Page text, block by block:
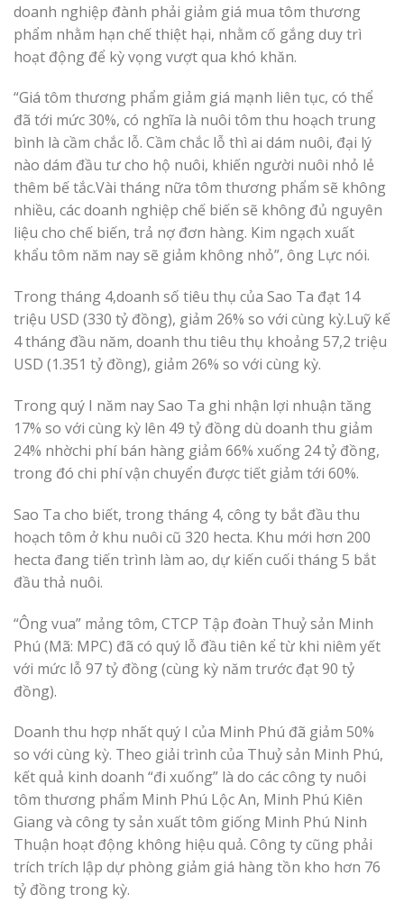
doanh nghiệp đành phải giảm giá mua tôm thương
phẩm nhằm hạn chế thiệt hại, nhằm cố gắng duy trì
hoạt động để kỳ vọng vượt qua khó khăn.
“Giá tôm thương phẩm giảm giá mạnh liên tục, có thể
đã tới mức 30%, có nghĩa là nuôi tôm thu hoạch trung
bình là cầm chắc lỗ. Cầm chắc lỗ thì ai dám nuôi, đại lý
nào dám đầu tư cho hộ nuôi, khiến người nuôi nhỏ lẻ
thêm bế tắc.Vài tháng nữa tôm thương phẩm sẽ không
nhiều, các doanh nghiệp chế biến sẽ không đủ nguyên
liệu cho chế biến, trả nợ đơn hàng. Kim ngạch xuất
khẩu tôm năm nay sẽ giảm không nhỏ”, ông Lực nói.
Trong tháng 4,doanh số tiêu thụ của Sao Ta đạt 14
triệu USD (330 tỷ đồng), giảm 26% so với cùng kỳ.Luỹ kế
4 tháng đầu năm, doanh thu tiêu thụ khoảng 57,2 triệu
USD (1.351 tỷ đồng), giảm 26% so với cùng kỳ.
Trong quý I năm nay Sao Ta ghi nhận lợi nhuận tăng
17% so với cùng kỳ lên 49 tỷ đồng dù doanh thu giảm
24% nhờchi phí bán hàng giảm 66% xuống 24 tỷ đồng,
trong đó chi phí vận chuyển được tiết giảm tới 60%.
Sao Ta cho biết, trong tháng 4, công ty bắt đầu thu
hoạch tôm ở khu nuôi cũ 320 hecta. Khu mới hơn 200
hecta đang tiến trình làm ao, dự kiến cuối tháng 5 bắt
đầu thả nuôi.
“Ông vua” mảng tôm, CTCP Tập đoàn Thuỷ sản Minh
Phú (Mã: MPC) đã có quý lỗ đầu tiên kể từ khi niêm yết
với mức lỗ 97 tỷ đồng (cùng kỳ năm trước đạt 90 tỷ
đồng).
Doanh thu hợp nhất quý I của Minh Phú đã giảm 50%
so với cùng kỳ. Theo giải trình của Thuỷ sản Minh Phú,
kết quả kinh doanh “đi xuống” là do các công ty nuôi
tôm thương phẩm Minh Phú Lộc An, Minh Phú Kiên
Giang và công ty sản xuất tôm giống Minh Phú Ninh
Thuận hoạt động không hiệu quả. Công ty cũng phải
trích trích lập dự phòng giảm giá hàng tồn kho hơn 76
tỷ đồng trong kỳ.